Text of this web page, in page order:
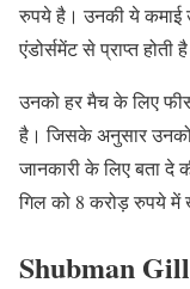
रुपये है। उनकी ये कमाई
एंडोर्समेंट से प्राप्त होती
उनको हर मैच के लिए
है। जिसके अनुसार
जानकारी के लिए बता दे
गिल को 8 करोड़ रुपये में
Shubman